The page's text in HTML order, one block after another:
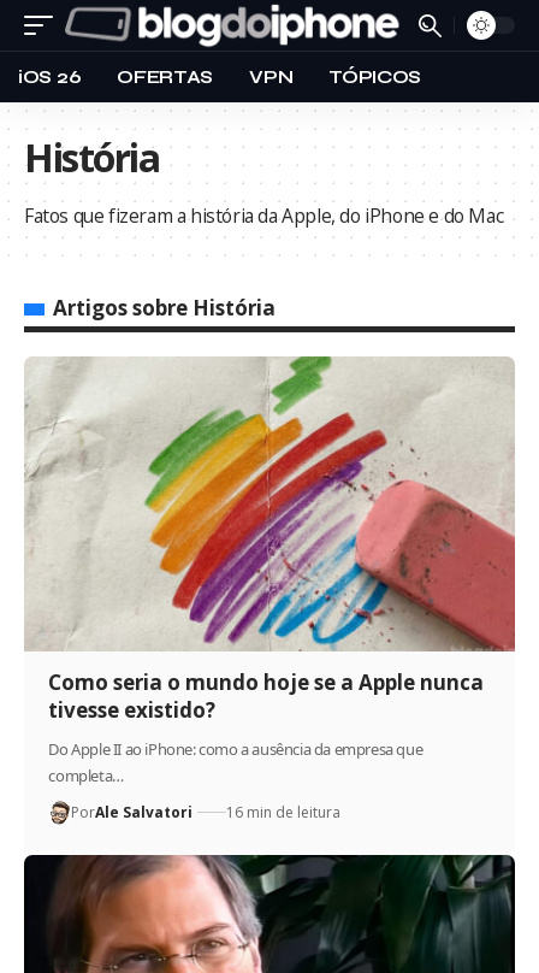
iOS 26 OFERTAS VPN TÓPICOS
História
Fatos que fizeram a história da Apple, do iPhone e do Mac
Artigos sobre História
Como seria o mundo hoje se a Apple nunca
tivesse existido?
Do Apple II ao iPhone: como a ausência da empresa que
completa…
PorAle Salvatori 16 min de leitura